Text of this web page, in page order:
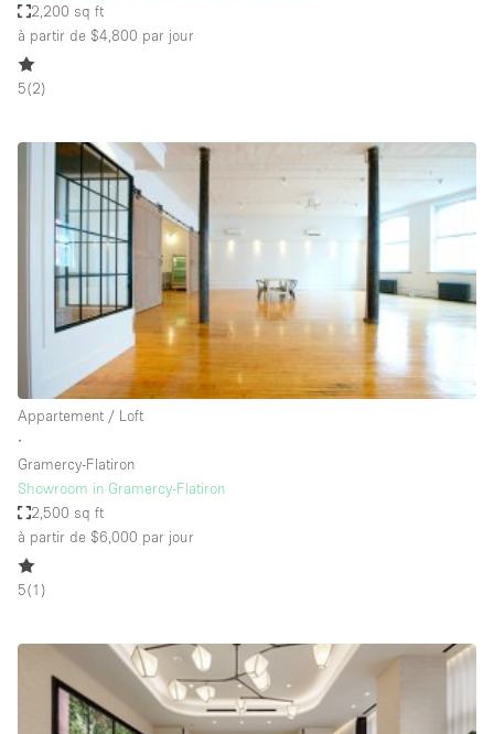
Galerie d'art
Restaurant / Bar / Café
Rooftop
Salle
Salle de Conférence
Salle de Réunion
Salon / Festival
Salon Beauté / Coiffure
Étal de Marché
Caractéristiques de l'espace
Air conditionné
Animals Friendly
Ascenseur
2,200 sq ft
à partir de $4,800 par jour
5(2)
Appartement / Loft
∙
Gramercy-Flatiron
Showroom in Gramercy-Flatiron
2,500 sq ft
à partir de $6,000 par jour
5(1 )